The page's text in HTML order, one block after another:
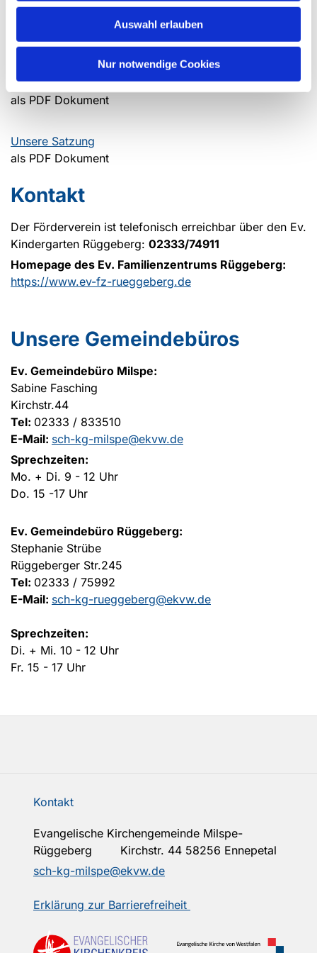
Auswahl erlauben
Nur notwendige Cookies
Förderverein
Beitrittserklärung
als PDF Dokument
Unsere Satzung
als PDF Dokument
Kontakt
Der Förderverein ist telefonisch erreichbar über den Ev.
Kindergarten Rüggeberg: 02333/74911
Homepage des Ev. Familienzentrums Rüggeberg:
https://www.ev-fz-rueggeberg.de
Unsere Gemeindebüros
Ev. Gemeindebüro Milspe:
Sabine Fasching
Kirchstr.44
Tel: 02333 / 833510
E-Mail: sch-kg-milspe@ekvw.de
Sprechzeiten:
Mo. + Di. 9 - 12 Uhr
Do. 15 -17 Uhr
Ev. Gemeindebüro Rüggeberg:
Stephanie Strübe
Rüggeberger Str.245
Tel: 02333 / 75992
E-Mail: sch-kg-rueggeberg@ekvw.de
Sprechzeiten:
Di. + Mi. 10 - 12 Uhr
Fr. 15 - 17 Uhr
Kontakt
Evangelische Kirchengemeinde Milspe-
Rüggeberg Kirchstr. 44 58256 Ennepetal
sch-kg-milspe@ekvw.de
Erklärung zur Barrierefreiheit